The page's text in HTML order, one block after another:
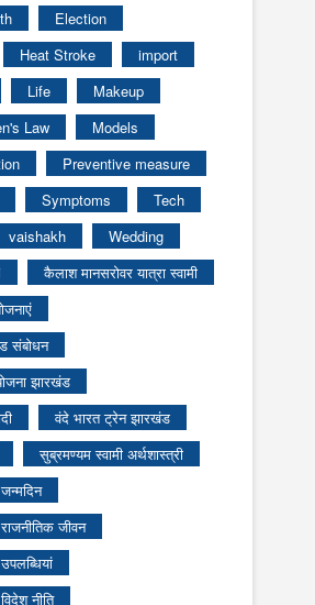
Election
Heat Stroke
import
Life
Makeup
Law
Models
Preventive measure
Symptoms
Tech
vaishakh
Wedding
कैलाश मानसरोवर यात्रा स्वामी
संबोधन
झारखंड
वंदे भारत ट्रेन झारखंड
सुब्रमण्यम स्वामी अर्थशास्त्री
जीवन
नीति